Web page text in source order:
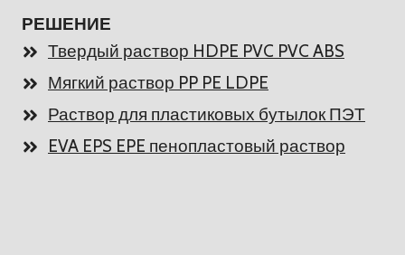
РЕШЕНИЕ
Твердый раствор HDPE PVC PVC ABS
Мягкий раствор PP PE LDPE
Раствор для пластиковых бутылок ПЭТ
EVA EPS EPE пенопластовый раствор